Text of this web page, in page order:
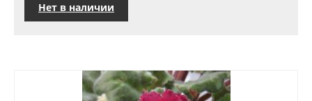
Нет в наличии